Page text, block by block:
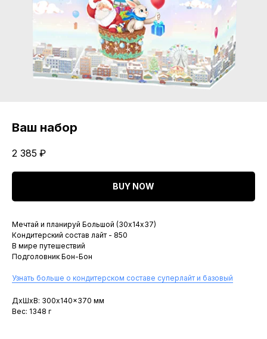
Ваш набор
2 385 ₽
BUY NOW
Мечтай и планируй Большой (30х14х37)
Кондитерский состав лайт - 850
В мире путешествий
Подголовник Бон-Бон
Узнать больше о кондитерском составе суперлайт и базовый
ДxШxВ: 300x140x370 мм
Вес: 1348 г